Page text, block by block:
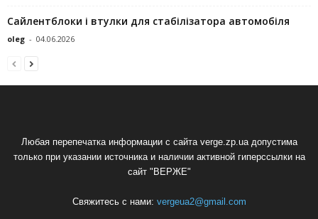
Сайлентблоки і втулки для стабілізатора автомобіля
oleg - 04.06.2026
Любая перепечатка информации с сайта verge.zp.ua допустима
только при указании источника и наличии активной гиперссылки на
сайт "ВЕРЖЕ"
Свяжитесь с нами: vergeua2@gmail.com